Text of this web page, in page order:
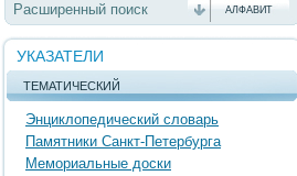
Расширенный поиск АЛФАВИТ
УКАЗАТЕЛИ
ТЕМАТИЧЕСКИЙ
Энциклопедический словарь
Памятники Санкт-Петербурга
Мемориальные доски